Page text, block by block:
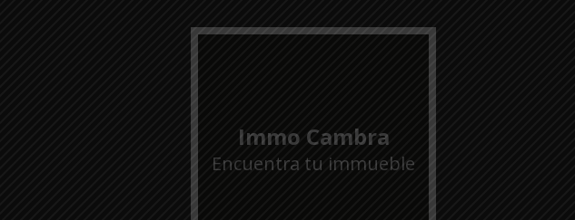
Immo Cambra
Encuentra tu immueble